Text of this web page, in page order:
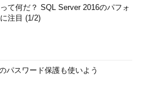
て何だ？ SQL Server 2016のパフォ
注目 (1/2)
パスワード保護も使いよう